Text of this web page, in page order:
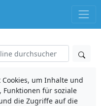
um Inhalte und
Funktionen für soziale
die Zugriffe auf die